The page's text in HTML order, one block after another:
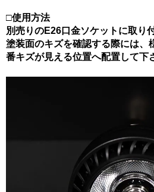
□使用方法
別売りのE26口金ソケットに取り
塗装面のキズを確認する際には、
番キズが見える位置へ配置して下